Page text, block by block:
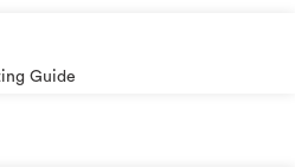
Guide